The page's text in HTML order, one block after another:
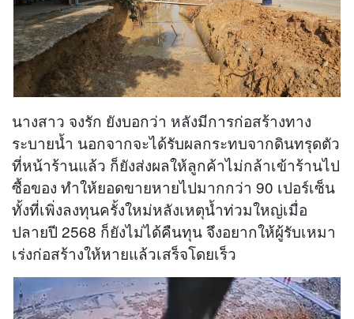
นางสาว จงรัก ยังบอกว่า หลังมีการก่อสร้างทาง
ระบายน้ำ นอกจากจะได้รับผลกระทบจากดินทรุดตัว
ที่หน้าร้านแล้ว ก็ยังส่งผลให้ลูกค้าไม่กล้าเข้าร้านไป
ซื้อของ ทำให้ยอดขายหายไปมากกว่า 90 เปอร์เซ็น
ทั้งที่เพิ่งลงทุนครั้งใหม่หลังเหตุน้ำท่วมใหญ่เมื่อ
ปลายปี 2568 ก็ยังไม่ได้คืนทุน จึงอยากให้ผู้รับเหมา
เร่งก่อสร้างให้หายแล้วเสร็จโดยเร็ว